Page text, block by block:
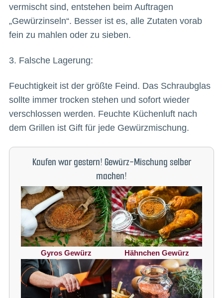
vermischt sind, entstehen beim Auftragen
„Gewürzinseln“. Besser ist es, alle Zutaten vorab
fein zu mahlen oder zu sieben.
3. Falsche Lagerung:
Feuchtigkeit ist der größte Feind. Das Schraubglas
sollte immer trocken stehen und sofort wieder
verschlossen werden. Feuchte Küchenluft nach
dem Grillen ist Gift für jede Gewürzmischung.
Kaufen war gestern! Gewürz-Mischung selber
machen!
Gyros Gewürz Hähnchen Gewürz